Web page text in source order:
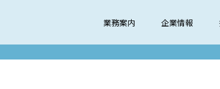
業務案内 企業情報